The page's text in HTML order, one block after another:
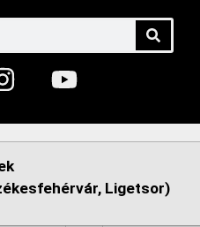
Ligetsor)